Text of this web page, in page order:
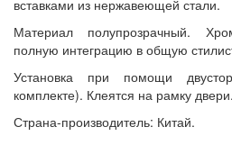
вставками из нержавеющей стали.
Материал полупрозрачный.
полную интеграцию в общую
Установка при помощи
комплекте). Клеятся на рамку двери.
Страна-производитель: Китай.